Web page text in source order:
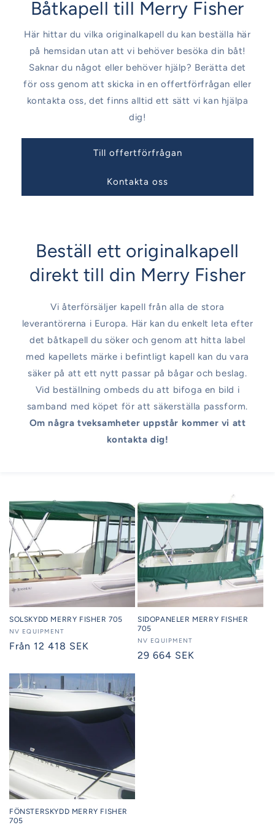
Båtkapell till Merry Fisher
Här hittar du vilka originalkapell du kan beställa här
på hemsidan utan att vi behöver besöka din båt!
Saknar du något eller behöver hjälp? Berätta det
för oss genom att skicka in en offertförfrågan eller
kontakta oss, det finns alltid ett sätt vi kan hjälpa
dig!
Till offertförfrågan
Kontakta oss
Beställ ett originalkapell
direkt till din Merry Fisher
Vi återförsäljer kapell från alla de stora
leverantörerna i Europa. Här kan du enkelt leta efter
det båtkapell du söker och genom att hitta label
med kapellets märke i befintligt kapell kan du vara
säker på att ett nytt passar på bågar och beslag.
Vid beställning ombeds du att bifoga en bild i
samband med köpet för att säkerställa passform.
Om några tveksamheter uppstår kommer vi att
kontakta dig!
SOLSKYDD MERRY FISHER 705
Säljare:
NV EQUIPMENT
Ordinarie
Från 12 418 SEK
SIDOPANELER MERRY FISHER
705
Säljare:
NV EQUIPMENT
Ordinarie
29 664 SEK
FÖNSTERSKYDD MERRY FISHER
705